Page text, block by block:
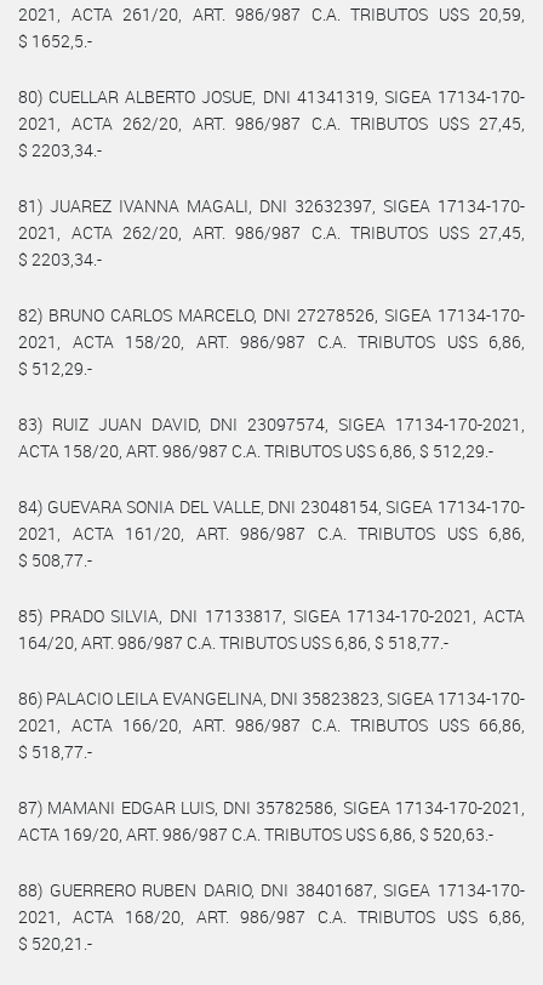
2021, ACTA 261/20, ART. 986/987 C.A. TRIBUTOS U$S 20,59,
$ 1652,5.-
80) CUELLAR ALBERTO JOSUE, DNI 41341319, SIGEA 17134-170-
2021, ACTA 262/20, ART. 986/987 C.A. TRIBUTOS U$S 27,45,
$ 2203,34.-
81) JUAREZ IVANNA MAGALI, DNI 32632397, SIGEA 17134-170-
2021, ACTA 262/20, ART. 986/987 C.A. TRIBUTOS U$S 27,45,
$ 2203,34.-
82) BRUNO CARLOS MARCELO, DNI 27278526, SIGEA 17134-170-
2021, ACTA 158/20, ART. 986/987 C.A. TRIBUTOS U$S 6,86,
$ 512,29.-
83) RUIZ JUAN DAVID, DNI 23097574, SIGEA 17134-170-2021,
ACTA 158/20, ART. 986/987 C.A. TRIBUTOS U$S 6,86, $ 512,29.-
84) GUEVARA SONIA DEL VALLE, DNI 23048154, SIGEA 17134-170-
2021, ACTA 161/20, ART. 986/987 C.A. TRIBUTOS U$S 6,86,
$ 508,77.-
85) PRADO SILVIA, DNI 17133817, SIGEA 17134-170-2021, ACTA
164/20, ART. 986/987 C.A. TRIBUTOS U$S 6,86, $ 518,77.-
86) PALACIO LEILA EVANGELINA, DNI 35823823, SIGEA 17134-170-
2021, ACTA 166/20, ART. 986/987 C.A. TRIBUTOS U$S 66,86,
$ 518,77.-
87) MAMANI EDGAR LUIS, DNI 35782586, SIGEA 17134-170-2021,
ACTA 169/20, ART. 986/987 C.A. TRIBUTOS U$S 6,86, $ 520,63.-
88) GUERRERO RUBEN DARIO, DNI 38401687, SIGEA 17134-170-
2021, ACTA 168/20, ART. 986/987 C.A. TRIBUTOS U$S 6,86,
$ 520,21.-